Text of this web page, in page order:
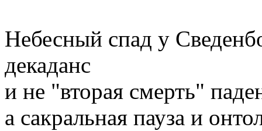
Небесный спад у
декаданс
и не "вторая смерть"
а сакральная пауза и